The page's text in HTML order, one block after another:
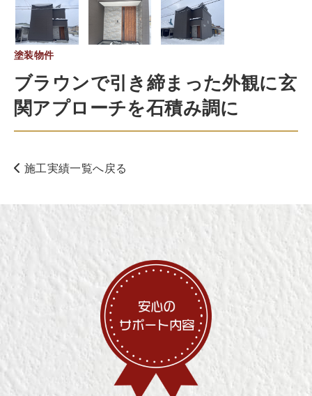
塗装物件
ブラウンで引き締まった外観に玄
関アプローチを石積み調に
施工実績一覧へ戻る